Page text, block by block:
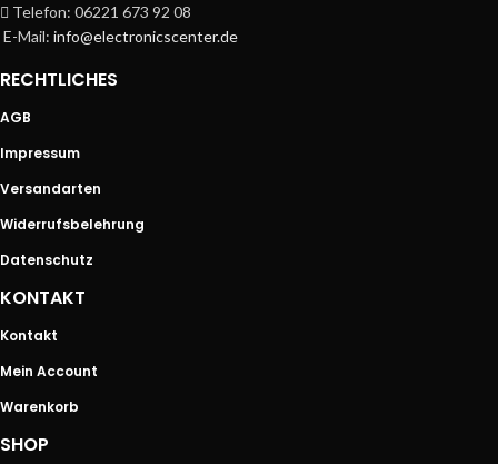
Telefon: 06221 673 92 08
E-Mail:info@electronicscenter.de
RECHTLICHES
AGB
Impressum
Versandarten
Widerrufsbelehrung
Datenschutz
KONTAKT
Kontakt
Mein Account
Warenkorb
SHOP